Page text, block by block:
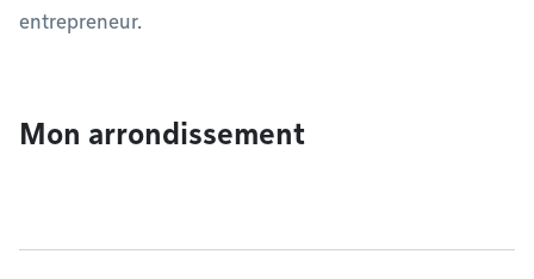
entrepreneur.
Mon arrondissement